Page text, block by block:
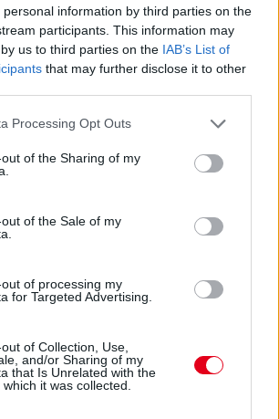
information by third parties on the
participants. This information may
us to third parties on the IAB’s List of
that may further disclose it to other
website/app uses one or more Google
visit or usage behaviour. You may click to
to Google and its third-party tags to
specified purposes in below Google
Processing Opt Outs
of the Sharing of my
of the Sale of my
of processing my
for Targeted Advertising.
of Collection, Use,
and/or Sharing of my
that Is Unrelated with the
it was collected.
es kerékcserén. Vajon most sima
azóta sem jött ki, hivatalosan nem
jele nincs annak, hogy ez az autó még
45-en.
Egyre-egyre közelebb.
a két WRT-nek még két-két
nem jön egy hosszabb megszakítás,
vagy ilyesmi.